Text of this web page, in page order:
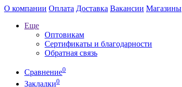
О компании Оплата Доставка Вакансии Магазины
Еще
Оптовикам
Сертификаты и благодарности
Обратная связь
Сравнение0
Закладки0